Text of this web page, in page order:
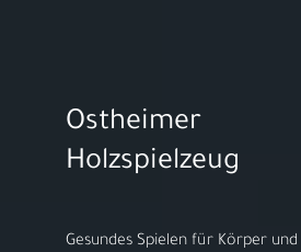
MO - FR 10:00 - 18:00h | SA 10:00 -
Ostheimer
Holzspielzeug
Gesundes Spielen für Körper